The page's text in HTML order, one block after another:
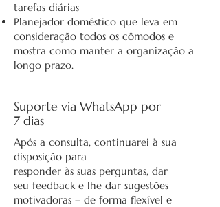
tarefas diárias
Planejador doméstico que leva em
consideração todos os cômodos e
mostra como manter a organização a
longo prazo.
​Suporte via WhatsApp por
7 dias
Após a consulta, continuarei à sua
disposição para
responder às suas perguntas, dar
seu feedback e lhe dar sugestões
motivadoras – de forma flexível e